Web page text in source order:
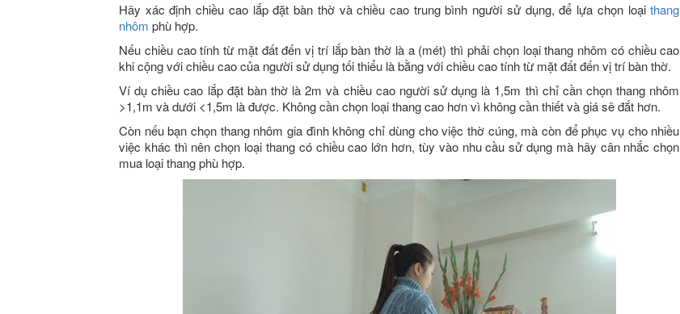
Hãy xác định chiều cao lắp đặt bàn thờ và chiều cao trung bình người sử dụng, để lựa chọn loạithang
nhôm phù hợp.
Nếu chiều cao tính từ mặt đất đến vị trí lắp bàn thờ là a (mét) thì phải chọn loại thang nhôm có chiều cao
khi cộng với chiều cao của người sử dụng tối thiểu là bằng với chiều cao tính từ mặt đất đến vị trí bàn thờ.
Ví dụ chiều cao lắp đặt bàn thờ là 2m và chiều cao người sử dụng là 1,5m thì chỉ cần chọn thang nhôm
>1,1m và dưới <1,5m là được. Không cần chọn loại thang cao hơn vì không cần thiết và giá sẽ đắt hơn.
Còn nếu bạn chọn thang nhôm gia đình không chỉ dùng cho việc thờ cúng, mà còn để phục vụ cho nhiều
việc khác thì nên chọn loại thang có chiều cao lớn hơn, tùy vào nhu cầu sử dụng mà hãy cân nhắc chọn
mua loại thang phù hợp.